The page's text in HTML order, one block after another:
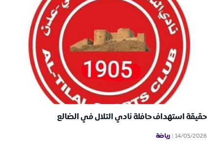
حقيقة استهداف حافلة نادي التلال في الضالع
14/05/2026 رياضة